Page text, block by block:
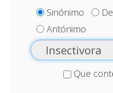
Sinónimo
Antónimo
Que